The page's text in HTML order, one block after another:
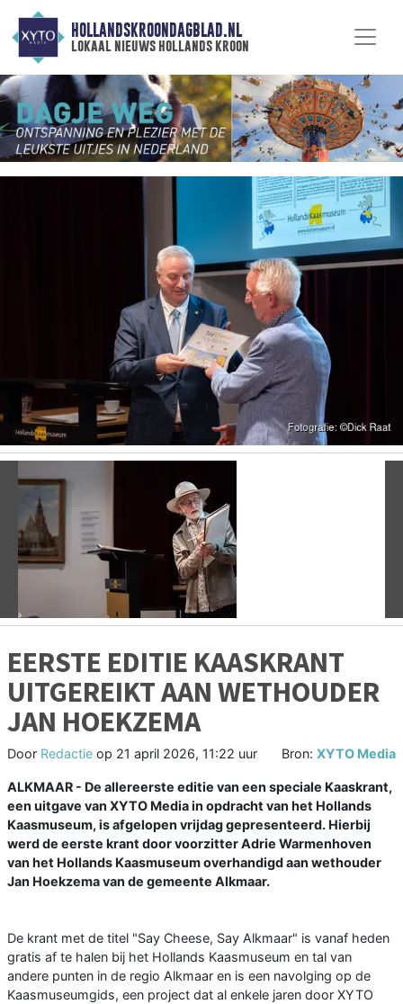
HOLLANDSKROONDAGBLAD.NL
lokaal nieuws hollands kroon
Vorige
EERSTE EDITIE KAASKRANT
UITGEREIKT AAN WETHOUDER
JAN HOEKZEMA
Door Redactie op 21 april 2026, 11:22 uur Bron: XYTO Media
ALKMAAR - De allereerste editie van een speciale Kaaskrant,
een uitgave van XYTO Media in opdracht van het Hollands
Kaasmuseum, is afgelopen vrijdag gepresenteerd. Hierbij
werd de eerste krant door voorzitter Adrie Warmenhoven
van het Hollands Kaasmuseum overhandigd aan wethouder
Jan Hoekzema van de gemeente Alkmaar.
De krant met de titel "Say Cheese, Say Alkmaar" is vanaf heden
gratis af te halen bij het Hollands Kaasmuseum en tal van
andere punten in de regio Alkmaar en is een navolging op de
Kaasmuseumgids, een project dat al enkele jaren door XYTO